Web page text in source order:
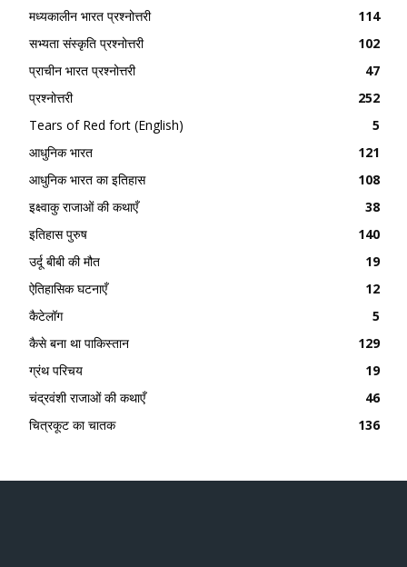
मध्यकालीन भारत प्रश्नोत्तरी
114
सभ्यता संस्कृति प्रश्नोत्तरी
102
प्राचीन भारत प्रश्नोत्तरी
47
प्रश्नोत्तरी
252
Tears of Red fort (English)
5
आधुनिक भारत
121
आधुनिक भारत का इतिहास
108
इक्ष्वाकु राजाओं की कथाएँ
38
इतिहास पुरुष
140
उर्दू बीबी की मौत
19
ऐतिहासिक घटनाएँ
12
कैटेलॉग
5
कैसे बना था पाकिस्तान
129
ग्रंथ परिचय
19
चंद्रवंशी राजाओं की कथाएँ
46
चित्रकूट का चातक
136